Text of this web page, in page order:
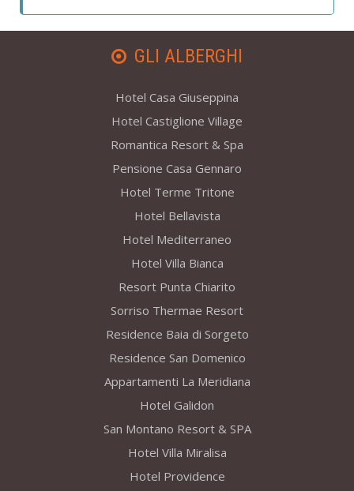
GLI ALBERGHI
Hotel Casa Giuseppina
Hotel Castiglione Village
Romantica Resort & Spa
Pensione Casa Gennaro
Hotel Terme Tritone
Hotel Bellavista
Hotel Mediterraneo
Hotel Villa Bianca
Resort Punta Chiarito
Sorriso Thermae Resort
Residence Baia di Sorgeto
Residence San Domenico
Appartamenti La Meridiana
Hotel Galidon
San Montano Resort & SPA
Hotel Villa Miralisa
Hotel Providence